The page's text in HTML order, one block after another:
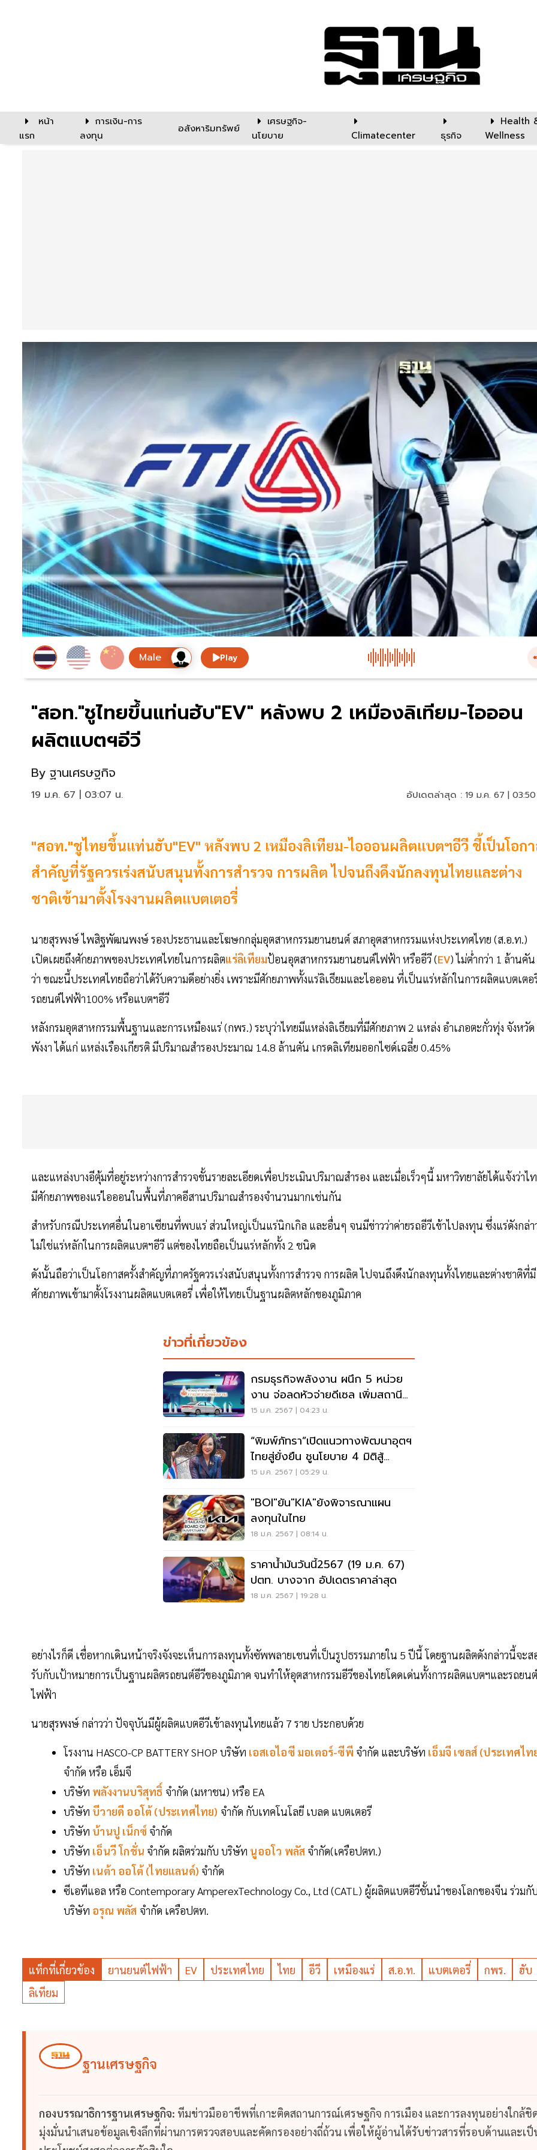
หน้า
แรก
การเงิน-การ
ลงทุน
อสังหาริมทรัพย์
เศรษฐกิจ-
นโยบาย
Climatecenter ธุรกิจ
Health
Wellness
Play
"สอท."ชูไทยขึ้นแท่นฮับ"EV" หลังพบ 2 เหมืองลิเทียม-ไอออน
ผลิตแบตฯอีวี
By ฐานเศรษฐกิจ
19 ม.ค. 67 | 03:07 น. อัปเดตล่าสุด : 19 ม.ค. 67 |
"สอท."ชูไทยขึ้นแท่นฮับ"EV" หลังพบ 2 เหมืองลิเทียม-ไอออนผลิตแบตฯอีวี ชี้เป็นโอก
สำคัญที่รัฐควรเร่งสนับสนุนทั้งการสำรวจ การผลิต ไปจนถึงดึงนักลงทุนไทยและต่าง
ชาติเข้ามาตั้งโรงงานผลิตแบตเตอรี่
นายสุรพงษ์ ไพสิฐพัฒนพงษ์ รองประธานและโฆษกกลุ่มอุตสาหกรรมยานยนต์ สภาอุตสาหกรรมแห่งประเทศไทย (ส.อ.ท.)
เปิดเผยถึงศักยภาพของประเทศไทยในการผลิตแร่ลิเทียมป้อนอุตสาหกรรมยานยนต์ไฟฟ้า หรืออีวี (EV) ไม่ต่ำกว่า 1 ล้านคัน
ว่า ขณะนี้ประเทศไทยถือว่าได้รับความดีอย่างยิ่ง เพราะมีศักยภาพทั้งแร่ลิเธียมและไอออน ที่เป็นแร่หลักในการผลิตแบตเตอ
รถยนต์ไฟฟ้า100% หรือแบตฯอีวี
หลังกรมอุตสาหกรรมพื้นฐานและการเหมืองแร่ (กพร.) ระบุว่าไทยมีแหล่งลิเธียมที่มีศักยภาพ 2 แหล่ง อำเภอตะกั่วทุ่ง จังหวัด
พังงา ได้แก่ แหล่งเรืองเกียรติ มีปริมาณสำรองประมาณ 14.8 ล้านตัน เกรดลิเทียมออกไซด์เฉลี่ย 0.45%
และแหล่งบางอีตุ้มที่อยู่ระหว่างการสำรวจขั้นรายละเอียดเพื่อประเมินปริมาณสำรอง และเมื่อเร็วๆนี้ มหาวิทยาลัยได้แจ้งว่าไ
มีศักยภาพของแร่ไอออนในพื้นที่ภาคอีสานปริมาณสำรองจำนวนมากเช่นกัน
สำหรับกรณีประเทศอื่นในอาเซียนที่พบแร่ ส่วนใหญ่เป็นแร่นิกเกิล และอื่นๆ จนมีข่าวว่าค่ายรถอีวีเข้าไปลงทุน ซึ่งแร่ดังกล่า
ไม่ใช่แร่หลักในการผลิตแบตฯอีวี แต่ของไทยถือเป็นแร่หลักทั้ง 2 ชนิด
ดังนั้นถือว่าเป็นโอกาสครั้งสำคัญที่ภาครัฐควรเร่งสนับสนุนทั้งการสำรวจ การผลิต ไปจนถึงดึงนักลงทุนทั้งไทยและต่างชาติที่มี
ศักยภาพเข้ามาตั้งโรงงานผลิตแบตเตอรี่ เพื่อให้ไทยเป็นฐานผลิตหลักของภูมิภาค
ข่าวที่เกี่ยวข้อง
กรมธุรกิจพลังงาน ผนึก 5 หน่วย
งาน จ่อลดหัวจ่ายดีเซล เพิ่มสถานี
ชาร์จอีวี
15 ม.ค. 2567 | 04:23 น.
“พิมพ์ภัทรา”เปิดแนวทางพัฒนาอุตฯ
ไทยสู่ยั่งยืน ชูนโยบาย 4 มิติสู้
ศก.โลก
15 ม.ค. 2567 | 05:29 น.
"BOI"ยัน"KIA"ยังพิจารณาแผน
ลงทุนในไทย
18 ม.ค. 2567 | 08:14 น.
ราคาน้ำมันวันนี้2567 (19 ม.ค. 67)
ปตท. บางจาก อัปเดตราคาล่าสุด
18 ม.ค. 2567 | 19:28 น.
อย่างไรก็ดี เชื่อหากเดินหน้าจริงจังจะเห็นการลงทุนทั้งซัพพลายเชนที่เป็นรูปธรรมภายใน 5 ปีนี้ โดยฐานผลิตดังกล่าวนี้จะส
รับกับเป้าหมายการเป็นฐานผลิตรถยนต์อีวีของภูมิภาค จนทำให้อุตสาหกรรมอีวีของไทยโดดเด่นทั้งการผลิตแบตฯและรถยนต์
ไฟฟ้า
นายสุรพงษ์ กล่าวว่า ปัจจุบันมีผู้ผลิตแบตอีวีเข้าลงทุนไทยแล้ว 7 ราย ประกอบด้วย
โรงงาน HASCO-CP BATTERY SHOP บริษัท เอสเอไอซี มอเตอร์-ซีพี จำกัด และบริษัท เอ็มจี เซลส์ (ประเทศไท
จำกัด หรือ เอ็มจี
บริษัท พลังงานบริสุทธิ์ จำกัด (มหาชน) หรือ EA
บริษัท บีวายดี ออโต้ (ประเทศไทย) จำกัด กับเทคโนโลยี เบลด แบตเตอรี
บริษัท บ้านปู เน็กซ์ จำกัด
บริษัท เอ็นวี โกชั่น จำกัด ผลิตร่วมกับ บริษัท นูออโว พลัส จำกัด(เครือปตท.)
บริษัท เนต้า ออโต้ (ไทยแลนด์) จำกัด
ซีเอทีแอล หรือ Contemporary AmperexTechnology Co., Ltd (CATL) ผู้ผลิตแบตอีวีชั้นนำของโลกของจีน ร่วมกั
บริษัท อรุณ พลัส จำกัด เครือปตท.
แท็กที่เกี่ยวข้อง ยานยนต์ไฟฟ้า EV ประเทศไทย ไทย อีวี เหมืองแร่ ส.อ.ท. แบตเตอรี่ กพร.
ฮับ
ลิเทียม
ฐานเศรษฐกิจ
กองบรรณาธิการฐานเศรษฐกิจ: ทีมข่าวมืออาชีพที่เกาะติดสถานการณ์เศรษฐกิจ การเมือง และการลงทุนอย่างใกล้ชิ
มุ่งมั่นนำเสนอข้อมูลเชิงลึกที่ผ่านการตรวจสอบและคัดกรองอย่างถี่ถ้วน เพื่อให้ผู้อ่านได้รับข่าวสารที่รอบด้านและเป็